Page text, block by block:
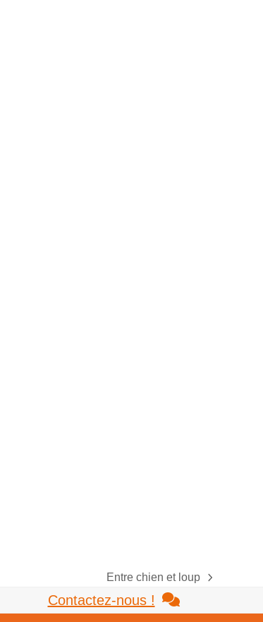
next
post:
Entre chien et loup
Contactez-nous !